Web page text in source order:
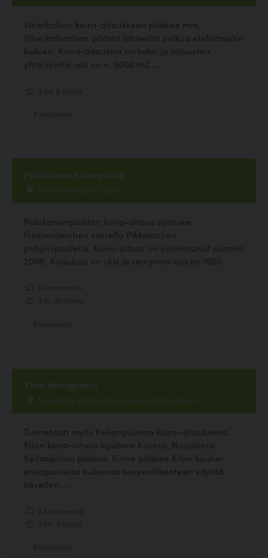
Viherkallion koira-aitaukseen pääsee mm.
Viherkalliontien päästä lähtevää polkua eteläänpäin
kulkien. Koira-aitauksia on kaksi ja aitausten
yhteispinta-ala on n. 5000 m2....
Palokaivon koirapuisto
Palokaivonkuja 8, Espoo
Palokaivonpuiston koira-aitaus sijaitsee
Friisinmäentien varrella Pikkalantien
pohjoispuolella. Koira-aitaus on valmistunut vuonna
2008. Aitauksia on yksi ja sen pinta-ala on 1500...
Kilon koirapuisto
Nuijalantie 16, Kilon koulu Aspelinintiellä, Espoo
Tunnetaan myös Kellaripuiston koira-aitauksena.
Kilon koira-aitaus sijaitsee Kilossa, Nuijalassa
Kellaripolun päässä. Sinne pääsee Kilon koulun
eteläpuolelta kulkevaa kevyenliikenteen väylää
kävellen....